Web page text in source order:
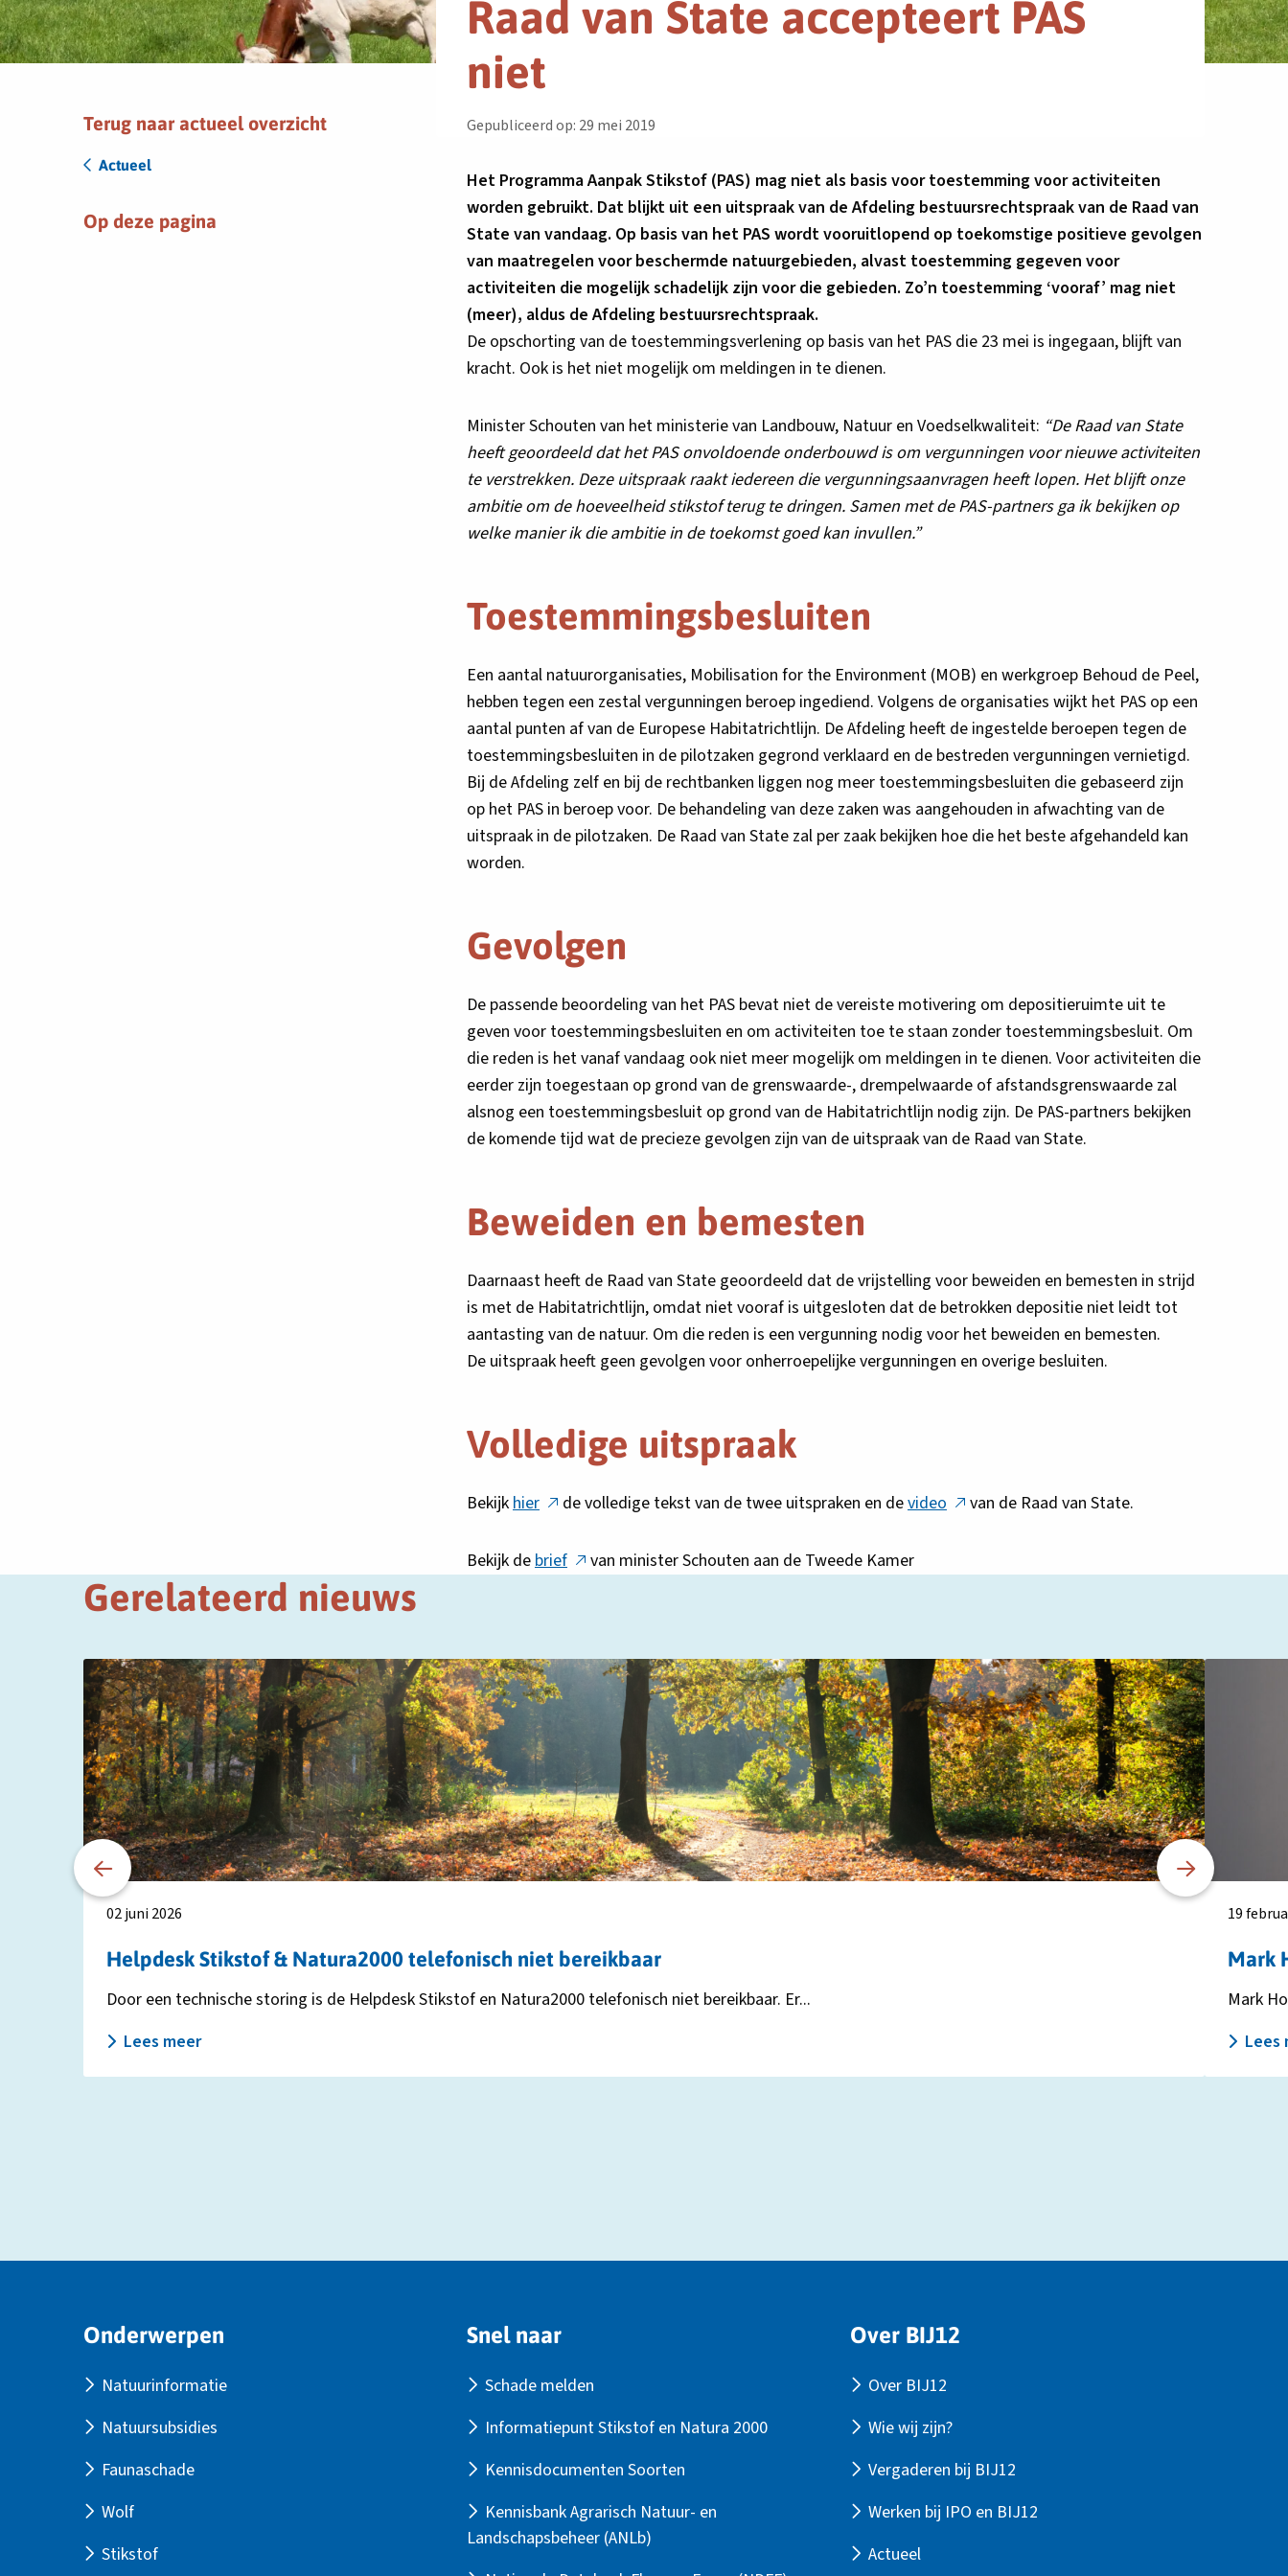
Terug naar actueel overzicht
Actueel
Op deze pagina
Raad van State accepteert PAS
niet
Gepubliceerd op: 29 mei 2019
Het Programma Aanpak Stikstof (PAS) mag niet als basis voor toestemming voor activiteiten
worden gebruikt. Dat blijkt uit een uitspraak van de Afdeling bestuursrechtspraak van de Raad van
State van vandaag. Op basis van het PAS wordt vooruitlopend op toekomstige positieve gevolgen
van maatregelen voor beschermde natuurgebieden, alvast toestemming gegeven voor
activiteiten die mogelijk schadelijk zijn voor die gebieden. Zo’n toestemming ‘vooraf’ mag niet
(meer), aldus de Afdeling bestuursrechtspraak.
De opschorting van de toestemmingsverlening op basis van het PAS die 23 mei is ingegaan, blijft van
kracht. Ook is het niet mogelijk om meldingen in te dienen.
Minister Schouten van het ministerie van Landbouw, Natuur en Voedselkwaliteit: “De Raad van State
heeft geoordeeld dat het PAS onvoldoende onderbouwd is om vergunningen voor nieuwe activiteiten
te verstrekken. Deze uitspraak raakt iedereen die vergunningsaanvragen heeft lopen. Het blijft onze
ambitie om de hoeveelheid stikstof terug te dringen. Samen met de PAS-partners ga ik bekijken op
welke manier ik die ambitie in de toekomst goed kan invullen.”
Toestemmingsbesluiten
Een aantal natuurorganisaties, Mobilisation for the Environment (MOB) en werkgroep Behoud de Peel,
hebben tegen een zestal vergunningen beroep ingediend. Volgens de organisaties wijkt het PAS op een
aantal punten af van de Europese Habitatrichtlijn. De Afdeling heeft de ingestelde beroepen tegen de
toestemmingsbesluiten in de pilotzaken gegrond verklaard en de bestreden vergunningen vernietigd.
Bij de Afdeling zelf en bij de rechtbanken liggen nog meer toestemmingsbesluiten die gebaseerd zijn
op het PAS in beroep voor. De behandeling van deze zaken was aangehouden in afwachting van de
uitspraak in de pilotzaken. De Raad van State zal per zaak bekijken hoe die het beste afgehandeld kan
worden.
Gevolgen
De passende beoordeling van het PAS bevat niet de vereiste motivering om depositieruimte uit te
geven voor toestemmingsbesluiten en om activiteiten toe te staan zonder toestemmingsbesluit. Om
die reden is het vanaf vandaag ook niet meer mogelijk om meldingen in te dienen. Voor activiteiten die
eerder zijn toegestaan op grond van de grenswaarde-, drempelwaarde of afstandsgrenswaarde zal
alsnog een toestemmingsbesluit op grond van de Habitatrichtlijn nodig zijn. De PAS-partners bekijken
de komende tijd wat de precieze gevolgen zijn van de uitspraak van de Raad van State.
Beweiden en bemesten
Daarnaast heeft de Raad van State geoordeeld dat de vrijstelling voor beweiden en bemesten in strijd
is met de Habitatrichtlijn, omdat niet vooraf is uitgesloten dat de betrokken depositie niet leidt tot
aantasting van de natuur. Om die reden is een vergunning nodig voor het beweiden en bemesten.
De uitspraak heeft geen gevolgen voor onherroepelijke vergunningen en overige besluiten.
Volledige uitspraak
BekijkhierDeze
opent
in
tabblad
de volledige tekst van de twee uitspraken en devideoDeze
in
tabblad
van de Raad van State.
Bekijk debriefDeze
een
van minister Schouten aan de Tweede Kamer
Gerelateerd nieuws
Helpdesk Stikstof & Natura2000 telefonisch niet bereikbaar
02 juni 2026
Door een technische storing is de Helpdesk Stikstof en Natura2000 telefonisch niet bereikbaar. Er...
Lees meer
Lees
meer
over
Helpdesk
Stikstof
&
Natura2000
telefonisch
niet
bereikbaar
Mark
19
Mark
Lees
Lees
meer
over
Mark
Hoevenaars
neemt
taken
IPLG
waar
Onderwerpen
Natuurinformatie
Natuursubsidies
Faunaschade
Wolf
Stikstof
Snel naar
Schade melden
Informatiepunt Stikstof en Natura 2000
Kennisdocumenten Soorten
Kennisbank Agrarisch Natuur- en
Landschapsbeheer (ANLb)
Over BIJ12
Over BIJ12
Wie wij zijn?
Vergaderen bij BIJ12
Werken bij IPO en BIJ12
Actueel